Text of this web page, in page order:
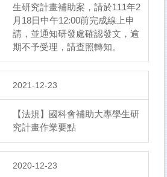
生研究計畫補助案，請於111年2
月18日中午12:00前完成線上申
請，並通知研發處確認發文，逾
期不予受理，請查照轉知。
2021-12-23
【法規】國科會補助大專學生研
究計畫作業要點
2020-12-23